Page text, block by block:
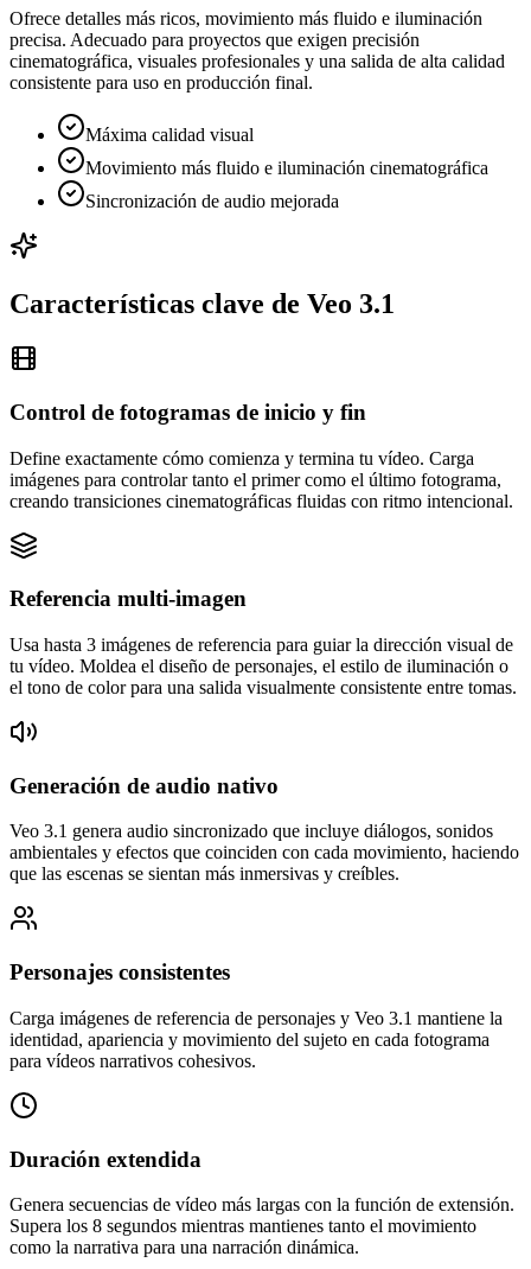
Ofrece detalles más ricos, movimiento más fluido e iluminación
precisa. Adecuado para proyectos que exigen precisión
cinematográfica, visuales profesionales y una salida de alta calidad
consistente para uso en producción final.
Máxima calidad visual
Movimiento más fluido e iluminación cinematográfica
Sincronización de audio mejorada
Características clave de Veo 3.1
Control de fotogramas de inicio y fin
Define exactamente cómo comienza y termina tu vídeo. Carga
imágenes para controlar tanto el primer como el último fotograma,
creando transiciones cinematográficas fluidas con ritmo intencional.
Referencia multi-imagen
Usa hasta 3 imágenes de referencia para guiar la dirección visual de
tu vídeo. Moldea el diseño de personajes, el estilo de iluminación o
el tono de color para una salida visualmente consistente entre tomas.
Generación de audio nativo
Veo 3.1 genera audio sincronizado que incluye diálogos, sonidos
ambientales y efectos que coinciden con cada movimiento, haciendo
que las escenas se sientan más inmersivas y creíbles.
Personajes consistentes
Carga imágenes de referencia de personajes y Veo 3.1 mantiene la
identidad, apariencia y movimiento del sujeto en cada fotograma
para vídeos narrativos cohesivos.
Duración extendida
Genera secuencias de vídeo más largas con la función de extensión.
Supera los 8 segundos mientras mantienes tanto el movimiento
como la narrativa para una narración dinámica.